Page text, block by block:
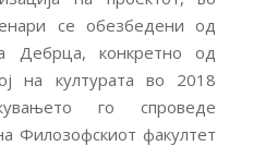
се обезбедени од
Дебрца, конкретно од
на културата во 2018
го спроведе
Филозофскиот факултет